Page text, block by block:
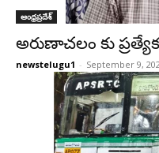
ఆంధ్రప్రదేశ్‌
అరుణాచలం కు
newstelugu1 - September 9,